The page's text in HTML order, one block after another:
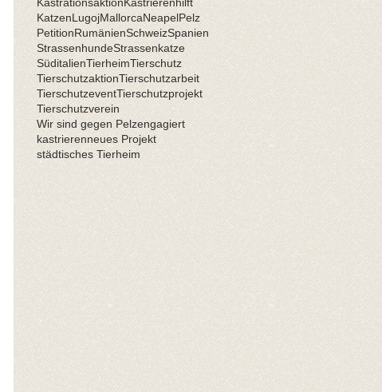
KatzenLugojMallorcaNeapelPelz
PetitionRumänienSchweizSpanien
StrassenhundeStrassenkatze
SüditalienTierheimTierschutz
TierschutzaktionTierschutzarbeit
TierschutzeventTierschutzprojekt
Tierschutzverein
Wir sind gegen Pelzengagiert
kastrierenneues Projekt
städtisches Tierheim